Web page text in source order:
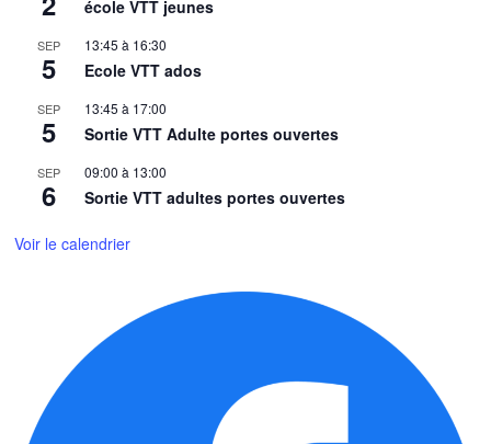
école VTT jeunes
SEP
5
13:45 à 16:30
Ecole VTT ados
SEP
5
13:45 à 17:00
Sortie VTT Adulte portes ouvertes
SEP
6
09:00 à 13:00
Sortie VTT adultes portes ouvertes
Voir le calendrier